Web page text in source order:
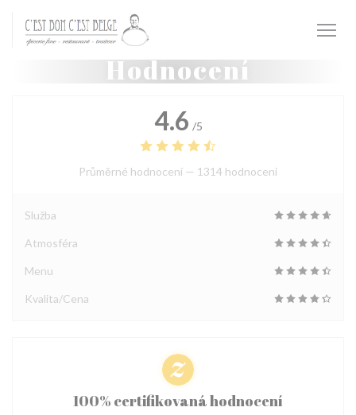
Panel pro správu cookies
Hodnocení
4.6 /5
Průměrné hodnocení — 1314 hodnoceni
Služba
Atmosféra
Menu
Kvalita/Cena
100% certifikovaná hodnocení